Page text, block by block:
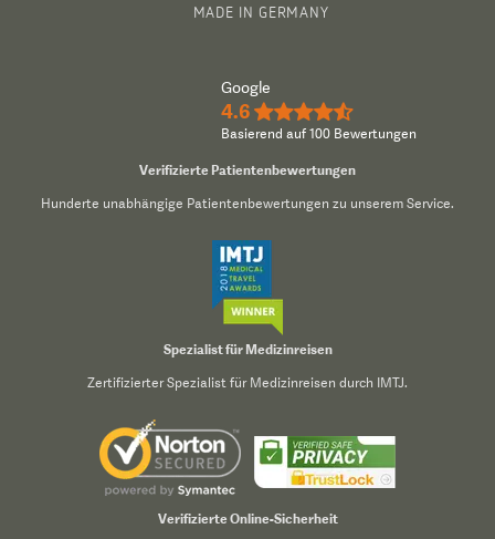
MADE IN GERMANY
Google
4.6 ★★★★½
Basierend auf 100 Bewertungen
Verifizierte Patientenbewertungen
Hunderte unabhängige Patientenbewertungen zu unserem Service.
Spezialist für Medizinreisen
Zertifizierter Spezialist für Medizinreisen durch IMTJ.
Verifizierte Online-Sicherheit